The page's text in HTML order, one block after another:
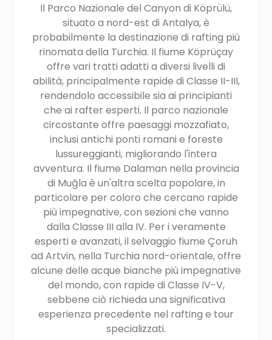
Il Parco Nazionale del Canyon di Köprülü,
situato a nord-est di Antalya, è
probabilmente la destinazione di rafting più
rinomata della Turchia. Il fiume Köprüçay
offre vari tratti adatti a diversi livelli di
abilità, principalmente rapide di Classe II-III,
rendendolo accessibile sia ai principianti
che ai rafter esperti. Il parco nazionale
circostante offre paesaggi mozzafiato,
inclusi antichi ponti romani e foreste
lussureggianti, migliorando l'intera
avventura. Il fiume Dalaman nella provincia
di Muğla è un'altra scelta popolare, in
particolare per coloro che cercano rapide
più impegnative, con sezioni che vanno
dalla Classe III alla IV. Per i veramente
esperti e avanzati, il selvaggio fiume Çoruh
ad Artvin, nella Turchia nord-orientale, offre
alcune delle acque bianche più impegnative
del mondo, con rapide di Classe IV-V,
sebbene ciò richieda una significativa
esperienza precedente nel rafting e tour
specializzati.